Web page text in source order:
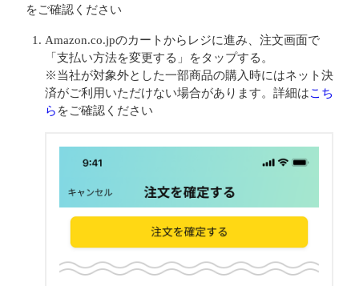
をご確認ください
Amazon.co.jpのカートからレジに進み、注文画面で
「支払い方法を変更する」をタップする。
※当社が対象外とした一部商品の購入時にはネット決
済がご利用いただけない場合があります。詳細はこち
ら をご確認ください